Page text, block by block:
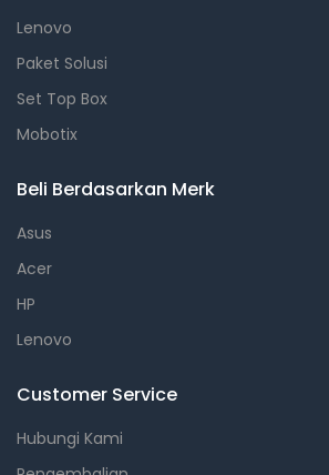
Lenovo
Paket Solusi
Set Top Box
Mobotix
Beli Berdasarkan Merk
Asus
Acer
HP
Lenovo
Customer Service
Hubungi Kami